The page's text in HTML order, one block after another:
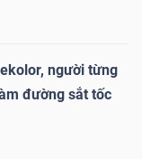
người từng
đường sắt tốc